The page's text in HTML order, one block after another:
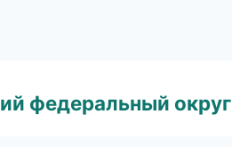
федеральный округ